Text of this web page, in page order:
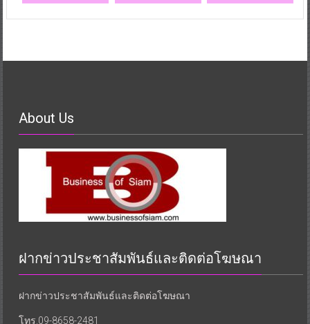
About Us
ฝากข่าวประชาสัมพันธ์และติดต่อโฆษณา
ฝากข่าวประชาสัมพันธ์และติดต่อโฆษณา
โทร.09-8658-2481